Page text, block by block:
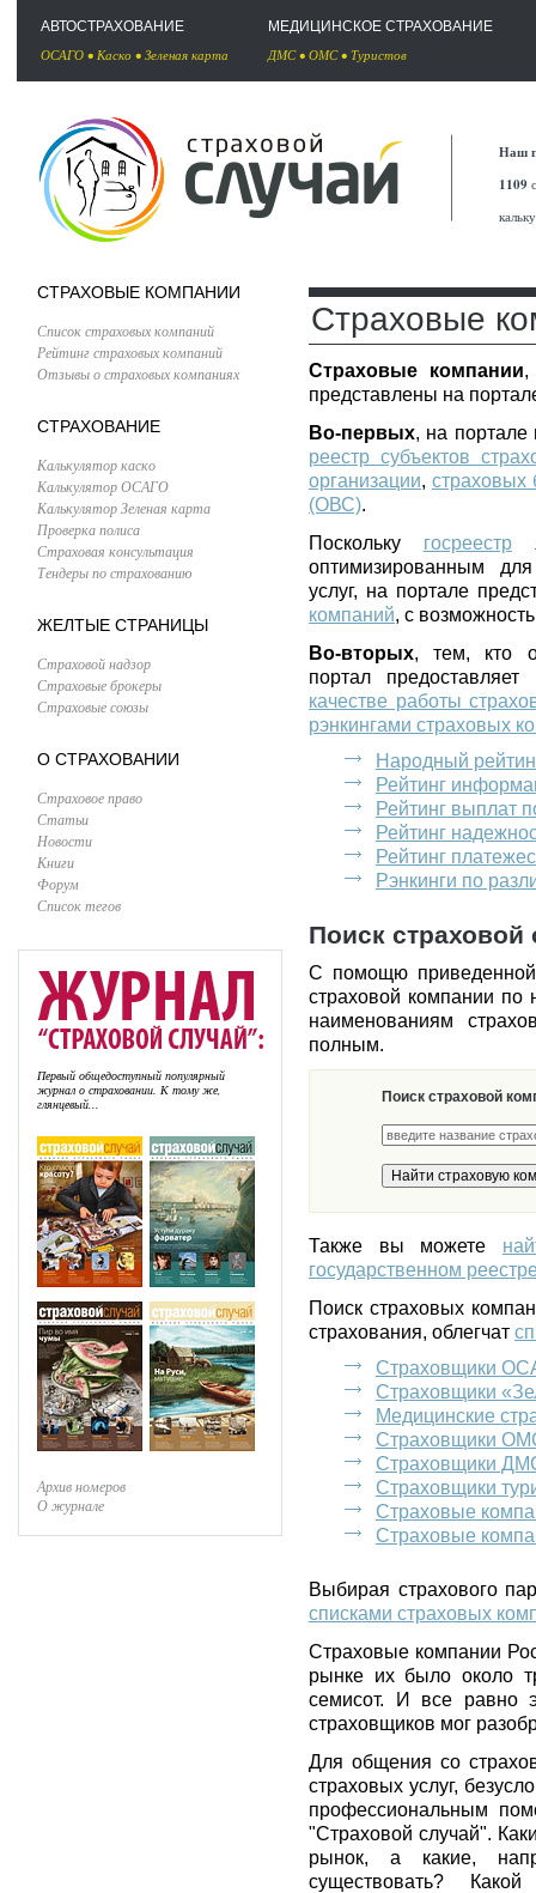
АВТОСТРАХОВАНИЕ
ОСАГО • Каско • Зеленая карта
МЕДИЦИНСКОЕ СТРАХОВАНИЕ
ДМС• ОМС• Туристов
Наш
1109
СТРАХОВЫЕ КОМПАНИИ
Список страховых компаний
Рейтинг страховых компаний
Отзывы о страховых компаниях
СТРАХОВАНИЕ
Калькулятор каско
Калькулятор ОСАГО
Калькулятор Зеленая карта
Проверка полиса
Страховая консультация
Тендеры по страхованию
ЖЕЛТЫЕ СТРАНИЦЫ
Страховой надзор
Страховые брокеры
Страховые союзы
О СТРАХОВАНИИ
Страховое право
Статьи
Новости
Книги
Форум
Список тегов
Первый общедоступный популярный
журнал о страховании. К тому же,
глянцевый...
Архив номеров
О журнале
Страховые
Страховые компании,
представлены на
Во-первых, на
реестр субъектов
организации, страховых
(ОВС).
Поскольку госреестр
оптимизированным
услуг, на портале
компаний, с
Во-вторых, тем, кто
портал
качестве работы
рэнкингами страховых
Народный
Рейтинг
Рейтинг выплат
Рейтинг
Рейтинг
Рэнкинги по
Поиск страховой
С помощю
страховой компании по
наименованиям
полным.
Поиск страховой
Также вы можете
государственном
Поиск страховых
страхования, облегчат
Страховщики
Страховщики
Медицинские
Страховщики
Страховщики
Страховщики
Страховые
Страховые
Выбирая страхового
списками страховых
Страховые компании
рынке их было около
семисот. И все равно
страховщиков мог
Для общения со
страховых услуг,
профессиональным
"Страховой случай".
рынок, а какие,
существовать?